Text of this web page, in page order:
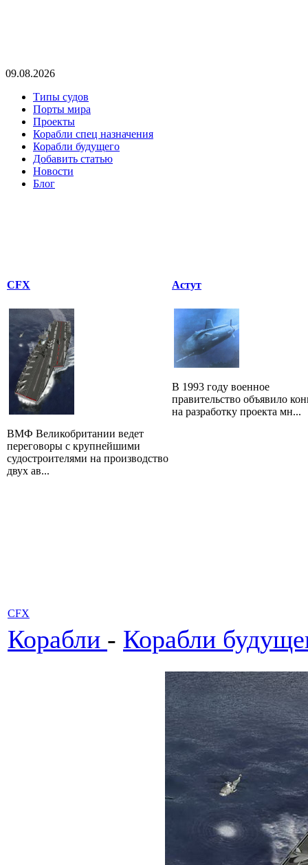
09.08.2026
Типы судов
Порты мира
Проекты
Корабли спец назначения
Корабли будущего
Добавить статью
Новости
Блог
CFX
ВМФ Великобритании ведет
переговоры с крупнейшими
судостроителями на производство
двух ав...
Астут
В 1993 году военное
правительство объявило
на разработку проекта мн...
CFX
Корабли - Корабли